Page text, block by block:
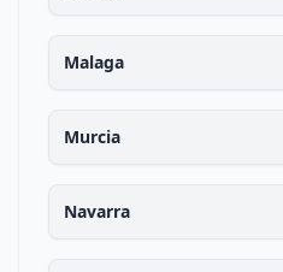
Malaga
Murcia
Navarra